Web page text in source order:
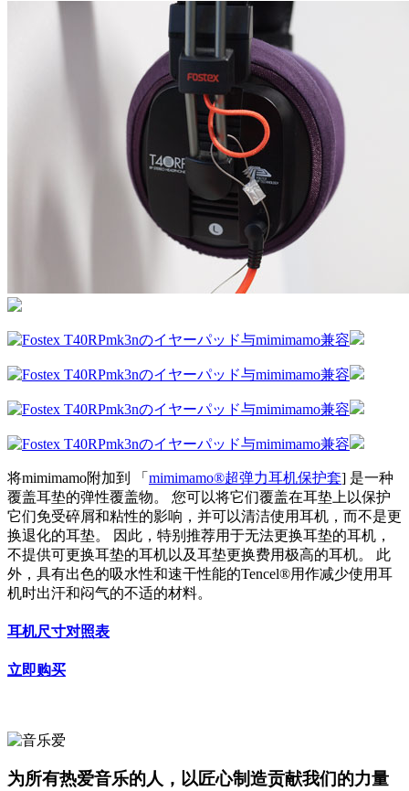
将mimimamo附加到 「 mimimamo®超弹力耳机保护套] 是一种
覆盖耳垫的弹性覆盖物。 您可以将它们覆盖在耳垫上以保护
它们免受碎屑和粘性的影响，并可以清洁使用耳机，而不是更
换退化的耳垫。 因此，特别推荐用于无法更换耳垫的耳机，
不提供可更换耳垫的耳机以及耳垫更换费用极高的耳机。 此
外，具有出色的吸水性和速干性能的Tencel®用作减少使用耳
机时出汗和闷气的不适的材料。
耳机尺寸对照表
立即购买
为所有热爱音乐的人，以匠心制造贡献我们的力量